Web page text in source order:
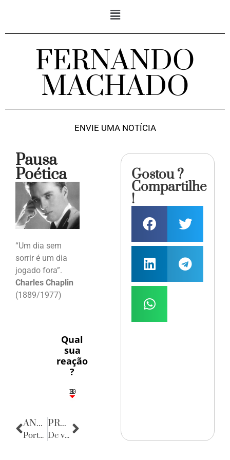
FERNANDO
MACHADO
ENVIE UMA NOTÍCIA
Pausa
Poética
“Um dia sem
sorrir é um dia
jogado fora”.
Charles Chaplin
(1889/1977)
Qual
sua
reação
?
3
1
1
3
10
ANTERIOR
Porta Retratos
PRÓXIMA
De volta para o passado
Gostou ?
Compartilhe
!